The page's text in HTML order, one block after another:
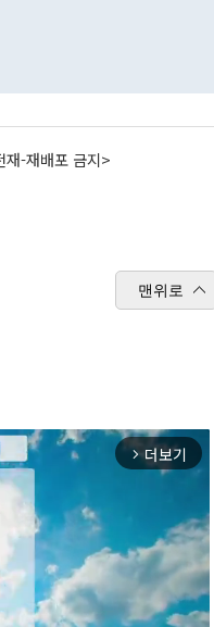
-재배포 금지>
맨위로
arrow_forward_ios 더보기